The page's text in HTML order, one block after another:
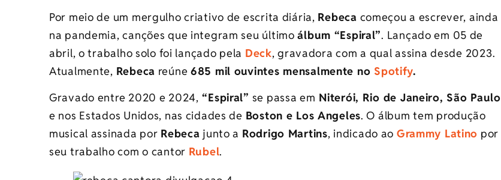
Por meio de um mergulho criativo de escrita diária, Rebeca começou a escrever, ainda
na pandemia, canções que integram seu últimoálbum “Espiral”. Lançado em 05 de
abril, o trabalho solo foi lançado pela Deck, gravadora com a qual assina desde 2023.
Atualmente, Rebeca reúne685 mil ouvintes mensalmente no Spotify.
Gravado entre 2020 e 2024, “Espiral” se passa em Niterói, Rio de Janeiro, São Paulo
e nos Estados Unidos, nas cidades de Boston e Los Angeles. O álbum tem produção
musical assinada por Rebeca junto a Rodrigo Martins, indicado ao Grammy Latino por
seu trabalho com o cantor Rubel.